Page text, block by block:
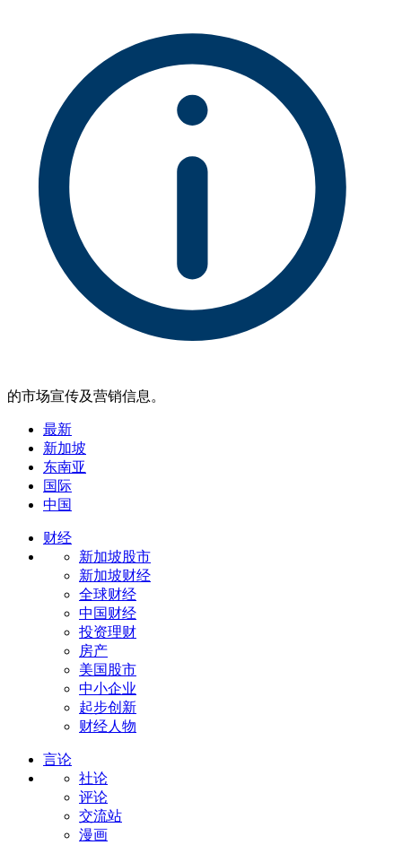
的市场宣传及营销信息。
最新
新加坡
东南亚
国际
中国
财经
新加坡股市
新加坡财经
全球财经
中国财经
投资理财
房产
美国股市
中小企业
起步创新
财经人物
言论
社论
评论
交流站
漫画